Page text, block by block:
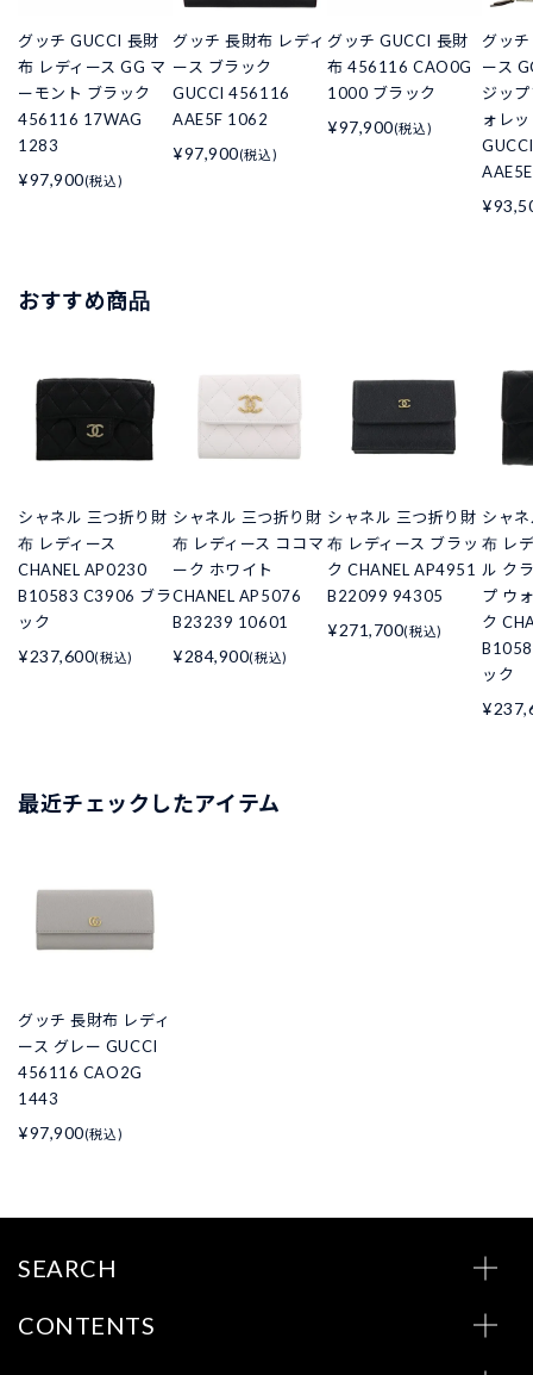
グッチ GUCCI 長財
布 レディース GG マ
ーモント ブラック
456116 17WAG
1283
¥97,900(税込)
グッチ 長財布 レディ
ース ブラック
GUCCI 456116
AAE5F 1062
¥97,900(税込)
グッチ GUCCI 長財
布 456116 CAO0G
1000 ブラック
¥97,900(税込)
グッ
ース
ジッ
ォレ
おすすめ商品
シャネル 三つ折り財
布 レディース
CHANEL AP0230
B10583 C3906 ブラ
ック
¥237,600(税込)
シャネル 三つ折り財
布 レディース ココマ
ーク ホワイト
CHANEL AP5076
B23239 10601
¥284,900(税込)
シャネル 三つ折り財
布 レディース ブラッ
ク CHANEL AP4951
B22099 94305
¥271,700(税込)
シャ
布 レ
ル ク
プ ウ
ク
ック
最近チェックしたアイテム
グッチ 長財布 レディ
ース グレー GUCCI
456116 CAO2G
1443
¥97,900(税込)
SEARCH
CONTENTS